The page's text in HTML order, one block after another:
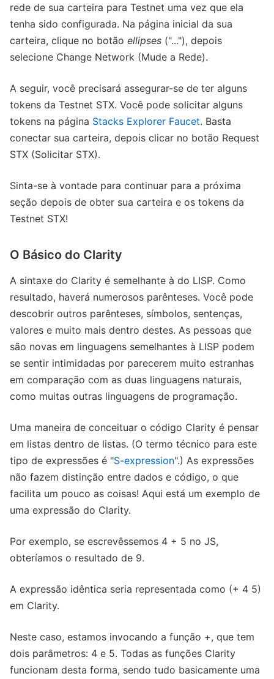
rede de sua carteira para Testnet uma vez que ela
tenha sido configurada. Na página inicial da sua
carteira, clique no botão ellipses ("..."), depois
selecione Change Network (Mude a Rede).
A seguir, você precisará assegurar-se de ter alguns
tokens da Testnet STX. Você pode solicitar alguns
tokens na página Stacks Explorer Faucet. Basta
conectar sua carteira, depois clicar no botão Request
STX (Solicitar STX).
Sinta-se à vontade para continuar para a próxima
seção depois de obter sua carteira e os tokens da
Testnet STX!
O Básico do Clarity
A sintaxe do Clarity é semelhante à do LISP. Como
resultado, haverá numerosos parênteses. Você pode
descobrir outros parênteses, símbolos, sentenças,
valores e muito mais dentro destes. As pessoas que
são novas em linguagens semelhantes à LISP podem
se sentir intimidadas por parecerem muito estranhas
em comparação com as duas linguagens naturais,
como muitas outras linguagens de programação.
Uma maneira de conceituar o código Clarity é pensar
em listas dentro de listas. (O termo técnico para este
tipo de expressões é "S-expression".) As expressões
não fazem distinção entre dados e código, o que
facilita um pouco as coisas! Aqui está um exemplo de
uma expressão do Clarity.
Por exemplo, se escrevêssemos 4 + 5 no JS,
obteríamos o resultado de 9.
A expressão idêntica seria representada como (+ 4 5)
em Clarity.
Neste caso, estamos invocando a função +, que tem
dois parâmetros: 4 e 5. Todas as funções Clarity
funcionam desta forma, sendo tudo basicamente uma